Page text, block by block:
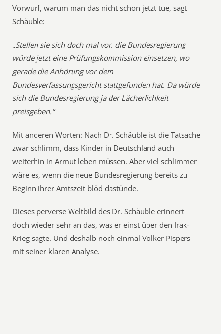
Vorwurf, warum man das nicht schon jetzt tue, sagt
Schäuble:
„Stellen sie sich doch mal vor, die Bundesregierung
würde jetzt eine Prüfungskommission einsetzen, wo
gerade die Anhörung vor dem
Bundesverfassungsgericht stattgefunden hat. Da würde
sich die Bundesregierung ja der Lächerlichkeit
preisgeben.“
Mit anderen Worten: Nach Dr. Schäuble ist die Tatsache
zwar schlimm, dass Kinder in Deutschland auch
weiterhin in Armut leben müssen. Aber viel schlimmer
wäre es, wenn die neue Bundesregierung bereits zu
Beginn ihrer Amtszeit blöd dastünde.
Dieses perverse Weltbild des Dr. Schäuble erinnert
doch wieder sehr an das, was er einst über den Irak-
Krieg sagte. Und deshalb noch einmal Volker Pispers
mit seiner klaren Analyse.